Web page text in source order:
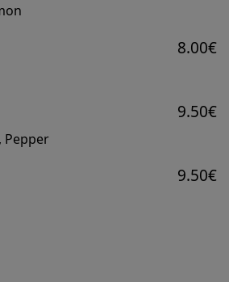
Pepper
8.00€
9.50€
9.50€